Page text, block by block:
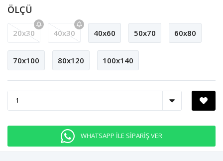
ÖLÇÜ
20x30 40x30 40x60 50x70 60x80
70x100 80x120 100x140
WHATSAPP İLE SİPARİŞ VER